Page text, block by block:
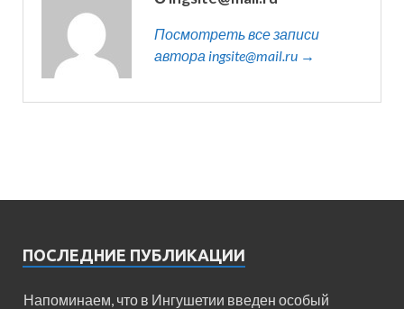
Посмотреть все записи
автора ingsite@mail.ru →
ПОСЛЕДНИЕ ПУБЛИКАЦИИ
Напоминаем, что в Ингушетии введен особый